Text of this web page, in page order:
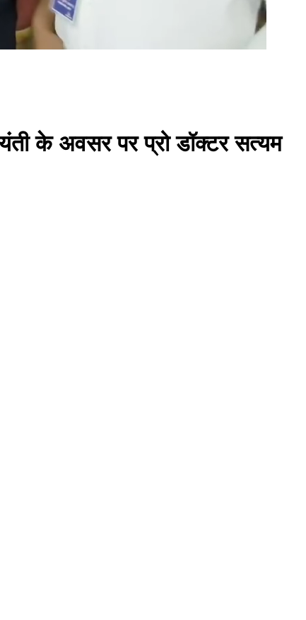
के अवसर पर प्रो डॉक्टर सत्यम